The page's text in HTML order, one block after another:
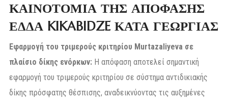
ΚΑΙΝΟΤΟΜΙΑ ΤΗΣ ΑΠΟΦΑΣΗΣ
ΕΔΔΑ KIKABIDZE ΚΑΤΑ ΓΕΩΡΓΙΑΣ
Εφαρμογή του τριμερούς κριτηρίου Murtazaliyeva σε
πλαίσιο δίκης ενόρκων: Η απόφαση αποτελεί σημαντική
εφαρμογή του τριμερούς κριτηρίου σε σύστημα αντιδικιακής
δίκης πρόσφατης θέσπισης, αναδεικνύοντας τις αυξημένες